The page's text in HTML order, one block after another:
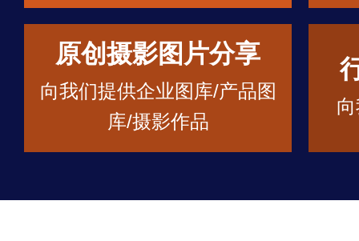
原创摄影图片分享
向我们提供企业图库/产品图
库/摄影作品